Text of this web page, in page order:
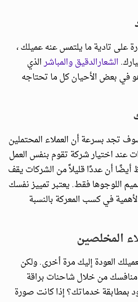
على تادية ما يلتمس عنه عميلك ،
الشعارالدقيق والمباشرالذي
بعض الأحيان كل ما تحتاجه
تجد بسرعة أن العملاء المحتملين
عند اختيار شركة تقوم بنفس العمل
أيضًا أن عددًا قليلاً من الشركات يقف
اللوجوها فقط. يعتبر تمييز نفسك
في كسب المعركة بالنسبة
المخلصين
العودة إليك مرة أخرى. ولكن
من خلال شاحنات براقة
بمطابقة خدماتك؟ إذا كانت صورة